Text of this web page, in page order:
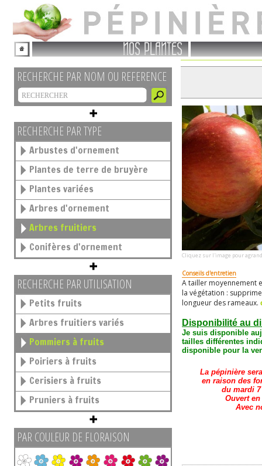
NOS PLANTES
RECHERCHE PAR NOM OU REFERENCE
RECHERCHE PAR TYPE
Arbustes d'ornement
Plantes de terre de bruyère
Plantes variées
Arbres d'ornement
Arbres fruitiers
Conifères d'ornement
RECHERCHE PAR UTILISATION
Petits fruits
Arbres fruitiers variés
Pommiers à fruits
Poiriers à fruits
Cerisiers à fruits
Pruniers à fruits
PAR COULEUR DE FLORAISON
Cliquez sur l'image pour
Conseils d'entretien
A tailler moyennement
la végétation :
longueur des rameaux.
Disponibilité au
Je suis disponible
tailles différentes
disponible pour la
La pépinière
en raison des
du mardi
Ouvert
Avec